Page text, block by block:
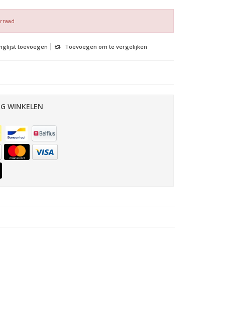
toevoegen Toevoegen om te vergelijken
WINKELEN